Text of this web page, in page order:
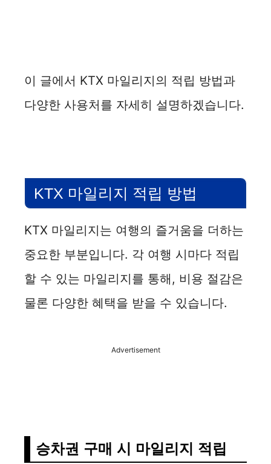
이 글에서 KTX 마일리지의 적립 방법과
다양한 사용처를 자세히 설명하겠습니다.
KTX 마일리지 적립 방법
KTX 마일리지는 여행의 즐거움을 더하는
중요한 부분입니다. 각 여행 시마다 적립
할 수 있는 마일리지를 통해, 비용 절감은
물론 다양한 혜택을 받을 수 있습니다.
Advertisement
승차권 구매 시 마일리지 적립